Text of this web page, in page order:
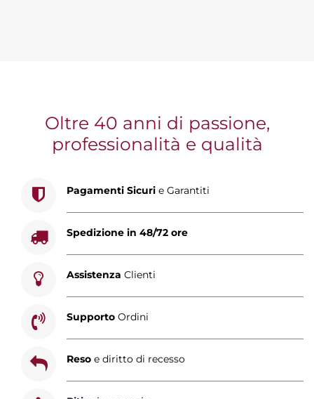
Oltre 40 anni di passione,
professionalità e qualità
Pagamenti Sicuri e Garantiti
Spedizione in 48/72 ore
Assistenza Clienti
Supporto Ordini
Reso e diritto di recesso